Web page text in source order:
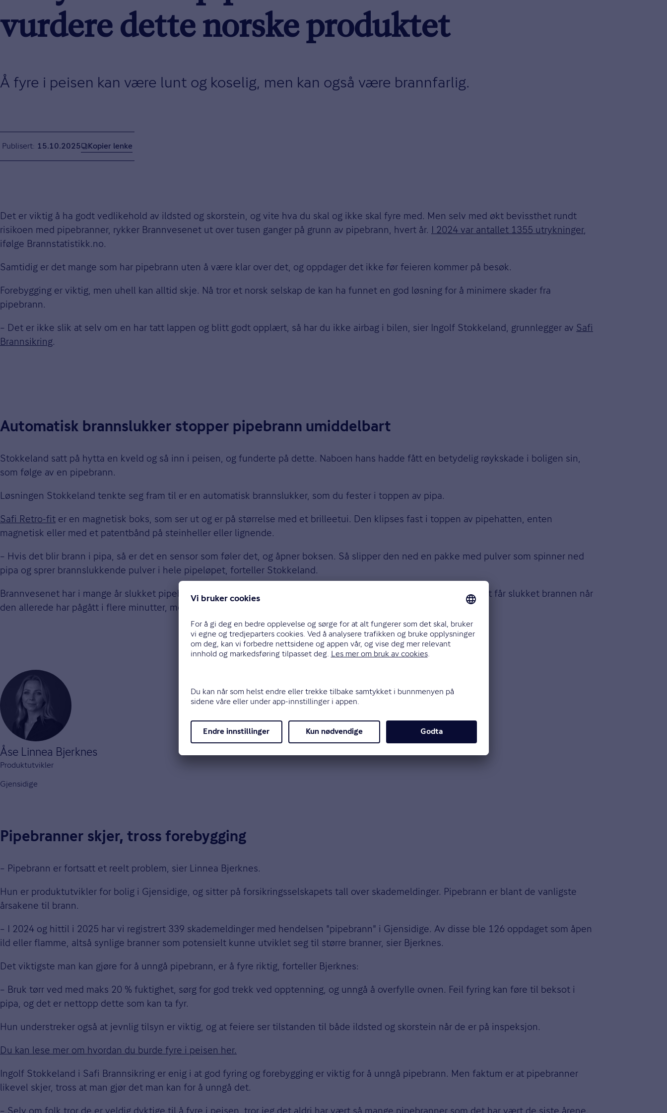
vurdere dette norske produktet
Å fyre i peisen kan være lunt og koselig, men kan også være brannfarlig.
Publisert 15.10.2025 Kopier lenke
Det er viktig å ha godt vedlikehold av ildsted og skorstein, og vite hva du skal og ikke skal fyre med. Men selv med økt bevissthet rundt
risikoen med pipebranner, rykker Brannvesenet ut over tusen ganger på grunn av pipebrann, hvert år. I 2024 var antallet 1355 utrykninger,
ifølge Brannstatistikk.no.
Samtidig er det mange som har pipebrann uten å være klar over det, og oppdager det ikke før feieren kommer på besøk.
Forebygging er viktig, men uhell kan alltid skje. Nå tror et norsk selskap de kan ha funnet en god løsning for å minimere skader fra
pipebrann.
– Det er ikke slik at selv om en har tatt lappen og blitt godt opplært, så har du ikke airbag i bilen, sier Ingolf Stokkeland, grunnlegger av Safi
Brannsikring.
Automatisk brannslukker stopper pipebrann umiddelbart
Stokkeland satt på hytta en kveld og så inn i peisen, og funderte på dette. Naboen hans hadde fått en betydelig røykskade i boligen sin,
som følge av en pipebrann.
Løsningen Stokkeland tenkte seg fram til er en automatisk brannslukker, som du fester i toppen av pipa.
Safi Retro-fit er en magnetisk boks, som ser ut og er på størrelse med et brilleetui. Den klipses fast i toppen av pipehatten, enten
magnetisk eller med et patentbånd på steinheller eller lignende.
– Hvis det blir brann i pipa, så er det en sensor som føler det, og åpner boksen. Så slipper den ned en pakke med pulver som spinner ned
pipa og sprer brannslukkende pulver i hele pipeløpet, forteller Stokkeland.
Brannvesenet har i mange år slukket pipebranner med lignende metoder. Den store forskjellen blir at brannvesenet får slukket brannen når
den allerede har pågått i flere minutter, mens Safis brannslukker slukker den momentant.
Åse Linnea Bjerknes
Produktutvikler
Gjensidige
Pipebranner skjer, tross forebygging
– Pipebrann er fortsatt et reelt problem, sier Linnea Bjerknes.
Hun er produktutvikler for bolig i Gjensidige, og sitter på forsikringsselskapets tall over skademeldinger. Pipebrann er blant de vanligste
årsakene til brann.
– I 2024 og hittil i 2025 har vi registrert 339 skademeldinger med hendelsen "pipebrann" i Gjensidige. Av disse ble 126 oppdaget som åpen
ild eller flamme, altså synlige branner som potensielt kunne utviklet seg til større branner, sier Bjerknes.
Det viktigste man kan gjøre for å unngå pipebrann, er å fyre riktig, forteller Bjerknes:
– Bruk tørr ved med maks 20 % fuktighet, sørg for god trekk ved opptenning, og unngå å overfylle ovnen. Feil fyring kan føre til beksot i
pipa, og det er nettopp dette som kan ta fyr.
Hun understreker også at jevnlig tilsyn er viktig, og at feiere ser tilstanden til både ildsted og skorstein når de er på inspeksjon.
Du kan lese mer om hvordan du burde fyre i peisen her.
Ingolf Stokkeland i Safi Brannsikring er enig i at god fyring og forebygging er viktig for å unngå pipebrann. Men faktum er at pipebranner
likevel skjer, tross at man gjør det man kan for å unngå det.
– Selv om folk tror de er veldig dyktige til å fyre i peisen, tror jeg det aldri har vært så mange pipebranner som det har vært de siste årene.